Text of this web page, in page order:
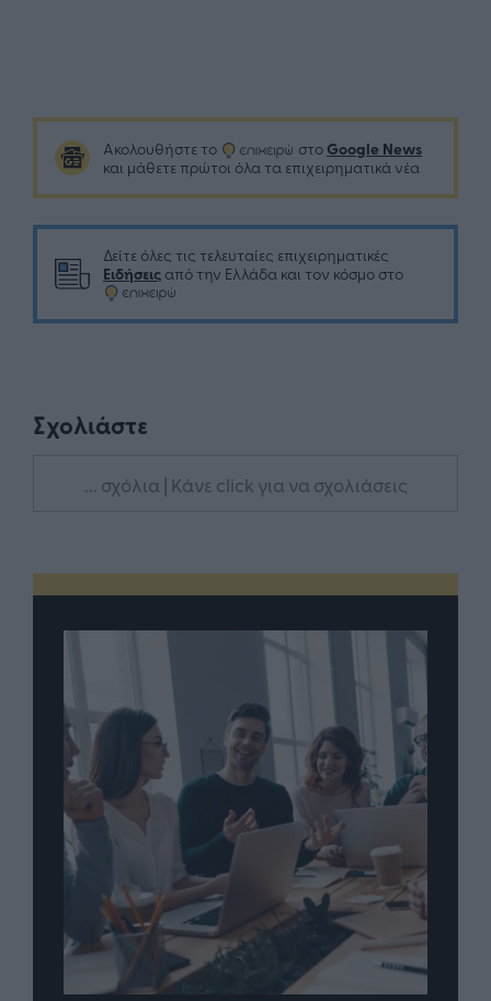
Ακολουθήστε το στο Google News
και μάθετε πρώτοι όλα τα επιχειρηματικά νέα
Δείτε όλες τις τελευταίες επιχειρηματικές
Ειδήσεις από την Ελλάδα και τον κόσμο στο
Σχολιάστε
... σχόλια | Κάνε click για να σχολιάσεις